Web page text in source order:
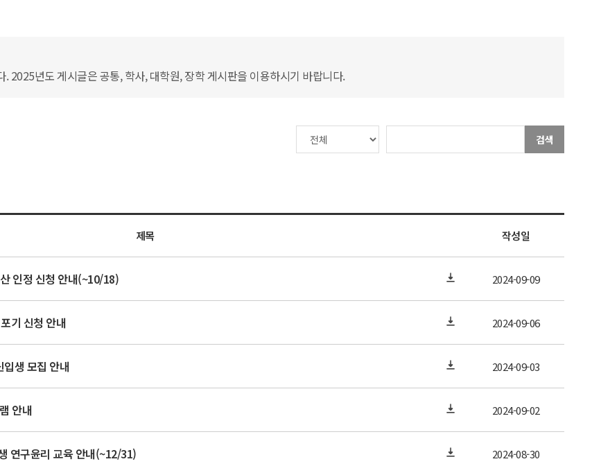
2025년도 게시글은 공통, 학사, 대학원, 장학 게시판을 이용하시기 바랍니다.
검색
제목 작성일
인정 신청 안내(~10/18) 2024-09-09
기 신청 안내 2024-09-06
생 모집 안내 2024-09-03
안내 2024-09-02
연구윤리 교육 안내(~12/31) 2024-08-30